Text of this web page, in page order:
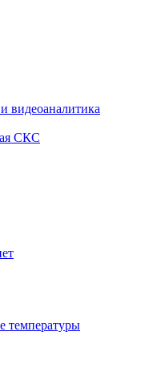
видеоаналитика
СКС
температуры